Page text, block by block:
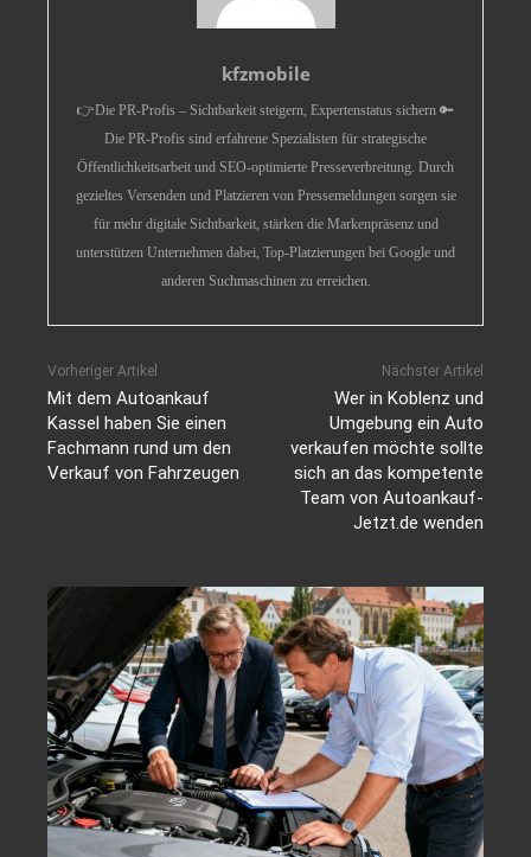
kfzmobile
👉Die PR-Profis – Sichtbarkeit steigern, Expertenstatus sichern 🔑
Die PR-Profis sind erfahrene Spezialisten für strategische
Öffentlichkeitsarbeit und SEO-optimierte Presseverbreitung. Durch
gezieltes Versenden und Platzieren von Pressemeldungen sorgen sie
für mehr digitale Sichtbarkeit, stärken die Markenpräsenz und
unterstützen Unternehmen dabei, Top-Platzierungen bei Google und
anderen Suchmaschinen zu erreichen.
Vorheriger Artikel
Mit dem Autoankauf
Kassel haben Sie einen
Fachmann rund um den
Verkauf von Fahrzeugen
Nächster Artikel
Wer in Koblenz und
Umgebung ein Auto
verkaufen möchte sollte
sich an das kompetente
Team von Autoankauf-
Jetzt.de wenden